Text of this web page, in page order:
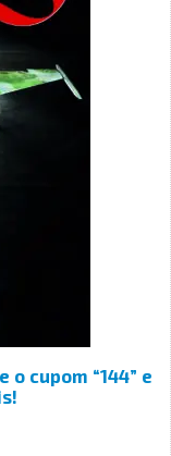
o cupom “144” e